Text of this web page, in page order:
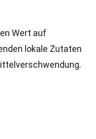
Wert auf
lokale Zutaten